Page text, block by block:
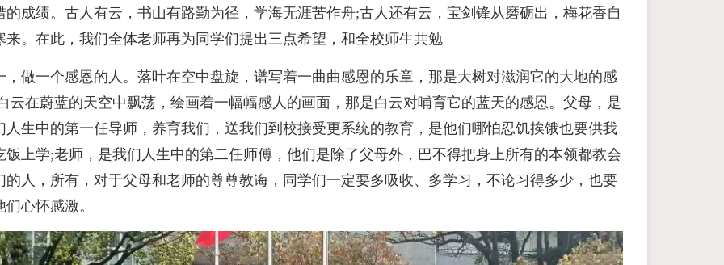
的成绩。古人有云，书山有路勤为径，学海无涯苦作舟;古人还有云，宝剑锋从磨砺出，梅花香自
来。在此，我们全体老师再为同学们提出三点希望，和全校师生共勉
，做一个感恩的人。落叶在空中盘旋，谱写着一曲曲感恩的乐章，那是大树对滋润它的大地的感
云在蔚蓝的天空中飘荡，绘画着一幅幅感人的画面，那是白云对哺育它的蓝天的感恩。父母，是
人生中的第一任导师，养育我们，送我们到校接受更系统的教育，是他们哪怕忍饥挨饿也要供我
饭上学;老师，是我们人生中的第二任师傅，他们是除了父母外，巴不得把身上所有的本领都教会
的人，所有，对于父母和老师的尊尊教诲，同学们一定要多吸收、多学习，不论习得多少，也要
们心怀感激。